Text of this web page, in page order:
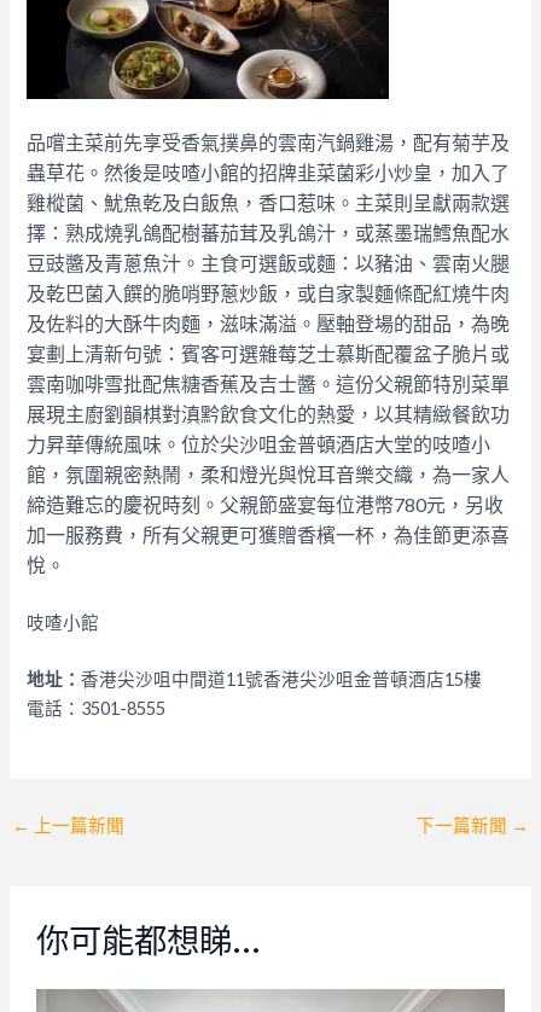
品嚐主菜前先享受香氣撲鼻的雲南汽鍋雞湯，配有菊芋及
蟲草花。然後是吱喳小館的招牌韭菜菌彩小炒皇，加入了
雞樅菌、魷魚乾及白飯魚 ，香口惹味。 主菜則呈獻兩款選
擇：熟成燒乳鴿配樹蕃茄茸及乳鴿汁， 或蒸墨瑞鱈魚配水
豆豉醬及青蔥魚汁。主食可選飯或麵：以豬油、雲南火腿
及乾巴菌入饌的脆哨野蔥炒飯， 或自家製麵條配紅燒牛肉
及佐料的大酥牛肉麵，滋味滿溢。 壓軸登場的甜品，為晚
宴劃上清新句號：賓客可選雜莓芝士慕斯配覆盆子脆片或
雲南咖啡雪批配焦糖香蕉及吉士醬。這份父親節特別菜單
展現主廚劉韻棋對滇黔飲食文化的熱愛， 以其精緻餐飲功
力昇華傳統風味。位於尖沙咀金普頓酒店大堂的吱喳小
館，氛圍親密熱鬧， 柔和燈光與悅耳音樂交織，為一家人
締造難忘的慶祝時刻。 父親節盛宴每位港幣780元，另收
加一服務費， 所有父親更可獲贈香檳一杯，為佳節更添喜
悅 。
吱喳小館
地址：香港尖沙咀中間道11號香港尖沙咀金普頓酒店15樓
電話：3501-8555
Post
← 上一篇新聞 下一篇新聞 →
你可能都想睇…